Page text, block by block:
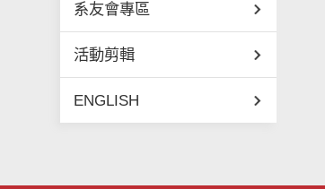
系友會專區
活動剪輯
ENGLISH